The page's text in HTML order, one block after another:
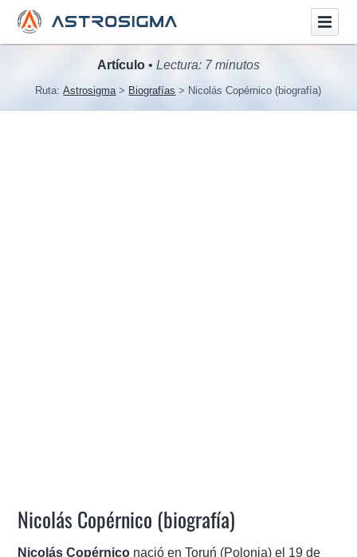
Artículo • Lectura: 7 minutos
Ruta:Astrosigma Biografías Nicolás Copérnico (biografía)
Nicolás Copérnico (biografía)
Nicolás Copérnico nació en Toruń (Polonia) el 19 de